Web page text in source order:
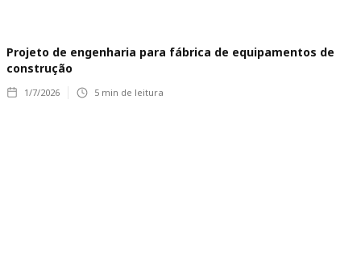
Projeto de engenharia para fábrica de equipamentos de
construção
1/7/2026 5 min de leitura